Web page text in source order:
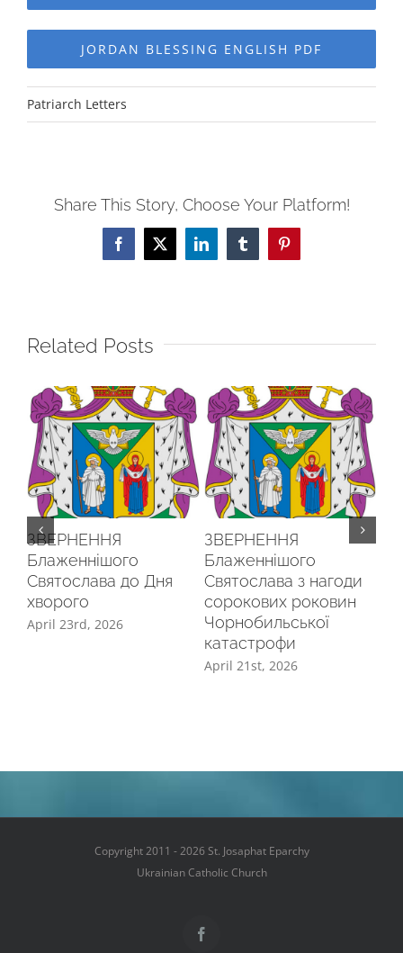
JORDAN BLESSING ENGLISH PDF
Patriarch Letters
Share This Story, Choose Your Platform!
Facebook
X LinkedInTumblrPinterest
Related Posts
ЗВЕРНЕННЯ
Блаженнішого
Святослава до Дня
хворого
April 23rd, 2026
ЗВЕРНЕННЯ
Блаженнішого
Святослава з нагоди
сорокових роковин
Чорнобильської
катастрофи
April 21st, 2026
Copyright 2011 - 2026 St. Josaphat Eparchy
Ukrainian Catholic Church
Facebook